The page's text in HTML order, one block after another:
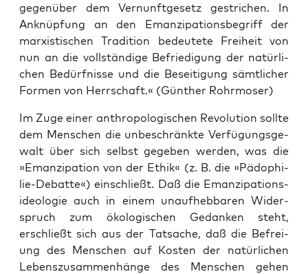
gegen­über dem Ver­nunft­ge­setz gestri­chen. In
Anknüp­fung an den Eman­zi­pa­ti­ons­be­griff der
mar­xis­ti­schen Tra­di­ti­on bedeu­te­te Frei­heit von
nun an die voll­stän­di­ge Befrie­di­gung der natür­li­
chen Bedürf­nis­se und die Besei­ti­gung sämt­li­cher
For­men von Herr­schaft.« (Gün­ther Rohrmoser)
Im Zuge einer anthro­po­lo­gi­schen Revo­lu­ti­on soll­te
dem Men­schen die unbe­schränk­te Ver­fü­gungs­ge­
walt über sich selbst gege­ben wer­den, was die
»Eman­zi­pa­ti­on von der Ethik« (z. B. die »Pädo­phi­
lie-Debat­te«) ein­schließt. Daß die Eman­zi­pa­ti­ons­
ideo­lo­gie auch in einem unauf­heb­ba­ren Wider­
spruch zum öko­lo­gi­schen Gedan­ken steht,
erschließt sich aus der Tat­sa­che, daß die Befrei­
ung des Men­schen auf Kos­ten der natür­li­chen
Lebens­zu­sam­men­hän­ge des Men­schen gehen